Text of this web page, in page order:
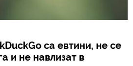
са евтини, не се
и не навлизат в